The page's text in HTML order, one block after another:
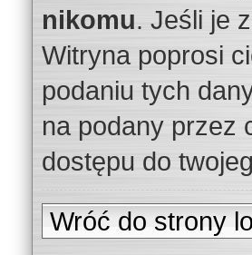
nikomu. Jeśli je
Witryna poprosi
podaniu tych
na podany przez
dostępu do
Wróć do strony